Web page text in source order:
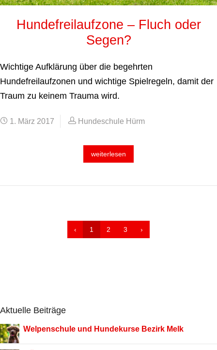
Hundefreilaufzone – Fluch oder
Segen?
Wichtige Aufklärung über die begehrten
Hundefreilaufzonen und wichtige Spielregeln, damit der
Traum zu keinem Trauma wird.
1. März 2017 Hundeschule Hürm
weiterlesen
‹ 1 2 3 ›
Aktuelle Beiträge
Welpenschule und Hundekurse Bezirk Melk